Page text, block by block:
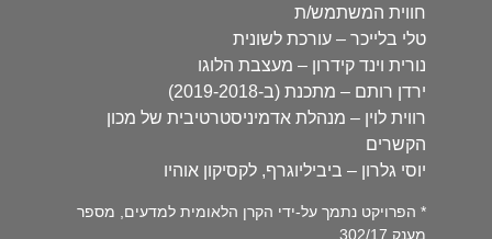
חווית המשתמש/ת
טלי בלייכר – עורכת לשונית
נורית וינד קידרון – מעצבת הלוגו
ירדן רותם – מתכנת (ב-2019-2018)
רווית לוין – מנהלת אדמיניסטרטיבית של מכון
הקשרים
יוסי גלרון – ביביליוגרף, לקסיקון אוהיו
* הפרויקט נתמך על-ידי הקרן הלאומית למדעים, מספר
מענק 302/17